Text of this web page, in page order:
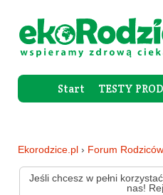
Start TESTY
Ekorodzice.pl › Forum Rodziców
Jeśli chcesz w pełni
nas!